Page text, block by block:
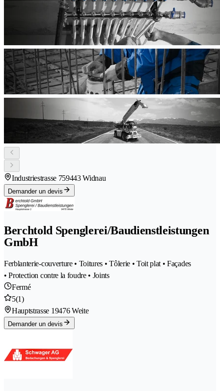
Industriestrasse 759443 Widnau
Demander un devis
Berchtold Spenglerei/Baudienstleistungen
GmbH
Ferblanterie-couverture • Toitures • Tôlerie • Toit plat • Façades
• Protection contre la foudre • Joints
Fermé
5(1)
Hauptstrasse 19476 Weite
Demander un devis